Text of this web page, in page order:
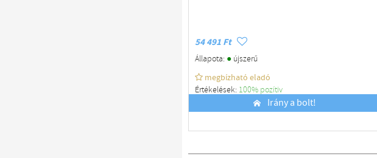
54 491 Ft
Állapota: ●újszerű
megbízható eladó
Értékelések: 100% pozítiv
Irány a bolt!